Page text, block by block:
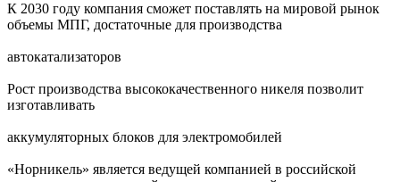
К 2030 году компания сможет поставлять на мировой рынок
объемы МПГ, достаточные для производства
автокатализаторов
Рост производства высококачественного никеля позволит
изготавливать
аккумуляторных блоков для электромобилей
«Норникель» является ведущей компанией в российской